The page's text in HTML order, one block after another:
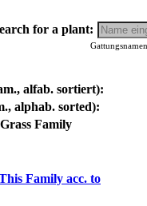
for a plant:
alfab. sortiert):
alphab. sorted):
Family
Family acc. to